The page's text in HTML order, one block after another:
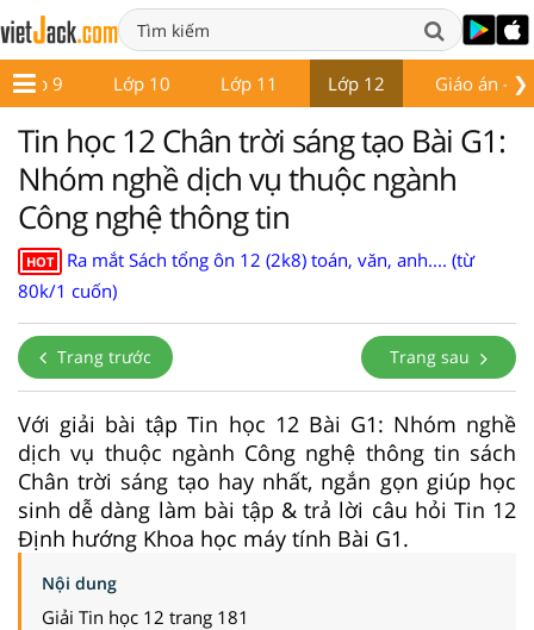
❯
Lớp 9 Lớp 10 Lớp 11 Lớp 12 Giáo án -
Tin học 12 Chân trời sáng tạo Bài G1:
Nhóm nghề dịch vụ thuộc ngành
Công nghệ thông tin
HOT
Ra mắt Sách tổng ôn 12 (2k8) toán, văn, anh.... (từ
80k/1 cuốn)
Trang trước Trang sau
Với giải bài tập Tin học 12 Bài G1: Nhóm nghề
dịch vụ thuộc ngành Công nghệ thông tin sách
Chân trời sáng tạo hay nhất, ngắn gọn giúp học
sinh dễ dàng làm bài tập & trả lời câu hỏi Tin 12
Định hướng Khoa học máy tính Bài G1.
Nội dung
Giải Tin học 12 trang 181